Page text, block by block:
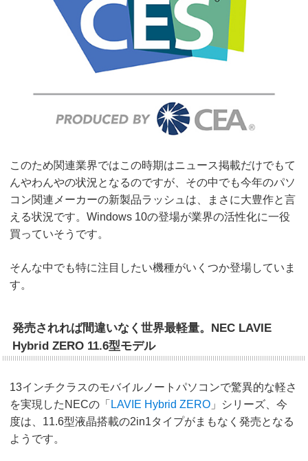
このため関連業界ではこの時期はニュース掲載だけでもて
んやわんやの状況となるのですが、その中でも今年のパソ
コン関連メーカーの新製品ラッシュは、まさに大豊作と言
える状況です。Windows 10の登場が業界の活性化に一役
買っていそうです。
そんな中でも特に注目したい機種がいくつか登場していま
す。
発売されれば間違いなく世界最軽量。NEC LAVIE
Hybrid ZERO 11.6型モデル
13インチクラスのモバイルノートパソコンで驚異的な軽さ
を実現したNECの「 LAVIE Hybrid ZERO 」シリーズ、今
度は、11.6型液晶搭載の2in1タイプがまもなく発売となる
ようです。